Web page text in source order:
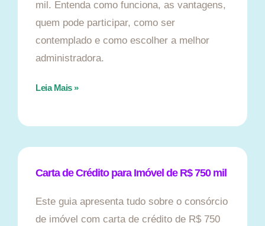
mil. Entenda como funciona, as vantagens,
quem pode participar, como ser
contemplado e como escolher a melhor
administradora.
Leia Mais »
Carta de Crédito para Imóvel de R$ 750 mil
Este guia apresenta tudo sobre o consórcio
de imóvel com carta de crédito de R$ 750